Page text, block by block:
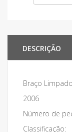
DESCRIÇÃO
Braço
2006
Número de
Classificação: